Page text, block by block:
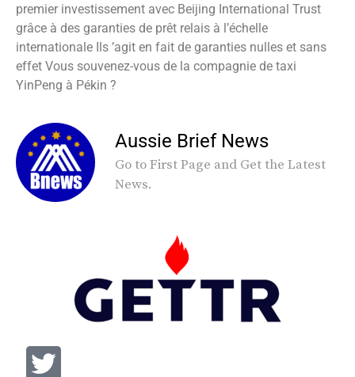
premier investissement avec Beijing International Trust
grâce à des garanties de prêt relais à l’échelle
internationale Ils ’agit en fait de garanties nulles et sans
effet Vous souvenez-vous de la compagnie de taxi
YinPeng à Pékin ?
Aussie Brief News
Go to First Page and Get the Latest
News.